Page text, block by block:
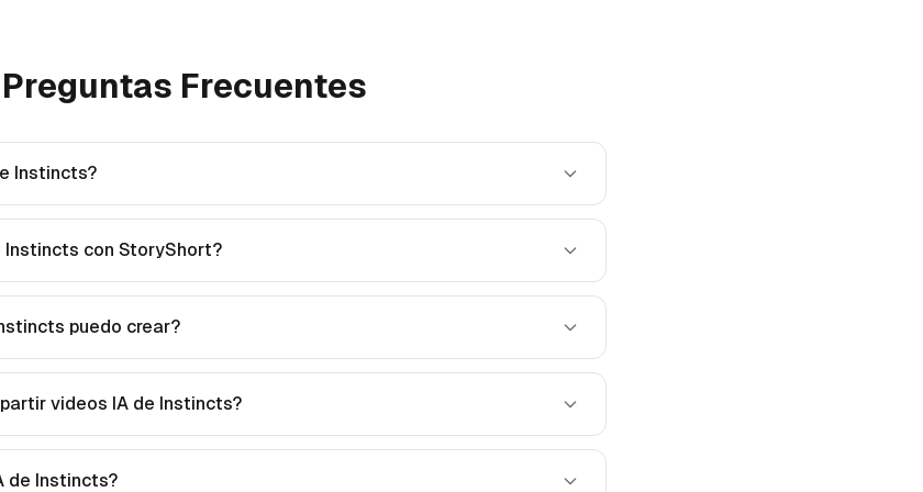
Preguntas Frecuentes
Instincts?
Instincts con StoryShort?
puedo crear?
videos IA de Instincts?
de Instincts?